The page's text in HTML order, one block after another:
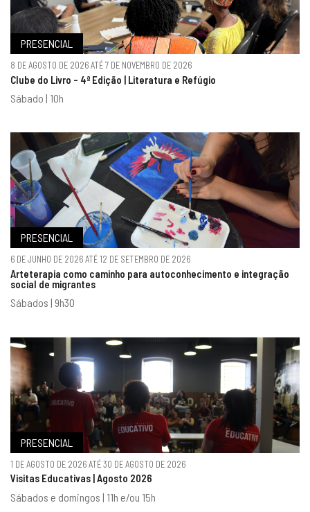
PRESENCIAL
8 DE AGOSTO DE 2026 ATÉ 7 DE NOVEMBRO DE 2026
Clube do Livro - 4ª Edição | Literatura e Refúgio
Sábado | 10h
PRESENCIAL
6 DE JUNHO DE 2026 ATÉ 12 DE SETEMBRO DE 2026
Arteterapia como caminho para autoconhecimento e integração
social de migrantes
Sábados | 9h30
PRESENCIAL
1 DE AGOSTO DE 2026 ATÉ 30 DE AGOSTO DE 2026
Visitas Educativas | Agosto 2026
Sábados e domingos | 11h e/ou 15h